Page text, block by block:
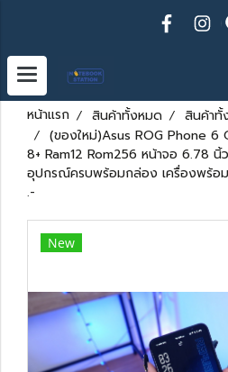
หน้าแรก สินค้าทั้งหมด
สินค้าทั้
(ของใหม่)Asus ROG Phone 6
8+ Ram12 Rom256 หน้าจอ 6.78 นิ้
อุปกรณ์ครบพร้อมกล่อง เครื่องพร้อม
.-
New